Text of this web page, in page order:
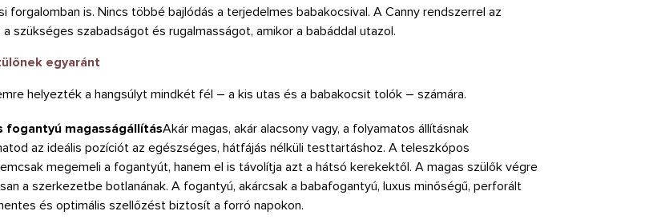
is. Nincs többé bajlódás a terjedelmes babakocsival. A Canny rendszerrel az
szükséges szabadságot és rugalmasságot, amikor a babáddal utazol.
egyaránt
helyezték a hangsúlyt mindkét fél – a kis utas és a babakocsit tolók – számára.
fogantyú magasságállításAkár magas, akár alacsony vagy, a folyamatos állításnak
az ideális pozíciót az egészséges, hátfájás nélküli testtartáshoz. A teleszkópos
megemeli a fogantyút, hanem el is távolítja azt a hátsó kerekektől. A magas szülők végre
a szerkezetbe botlanának. A fogantyú, akárcsak a babafogantyú, luxus minőségű, perforált
és optimális szellőzést biztosít a forró napokon.